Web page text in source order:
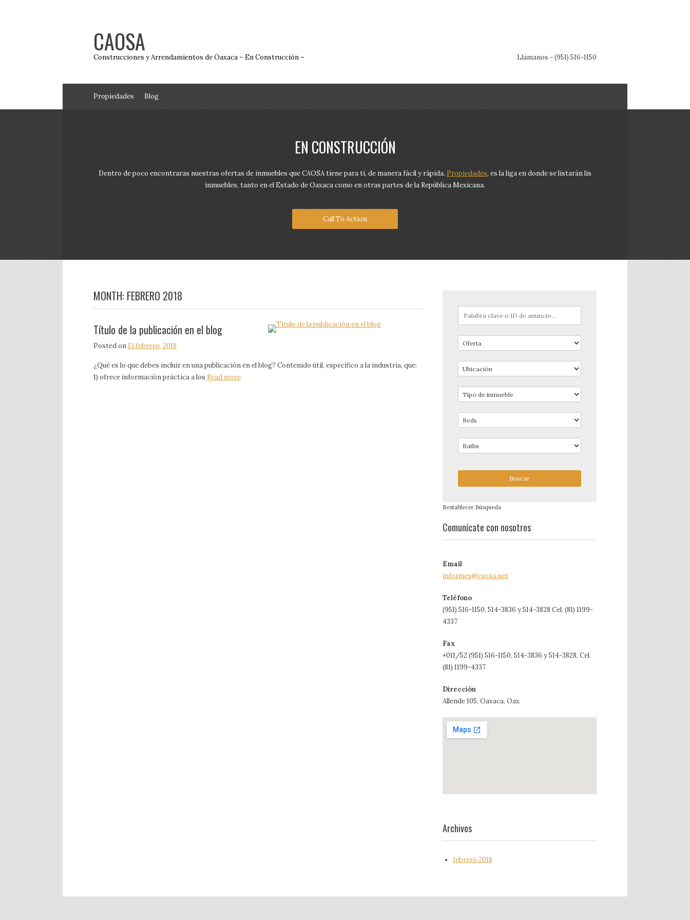
CAOSA
Construcciones y Arrendamientos de Oaxaca – En Construcción – Llámanos - (951) 516-1150
Propiedades Blog
EN CONSTRUCCIÓN
Dentro de poco encontraras nuestras ofertas de inmuebles que CAOSA tiene para ti, de manera fácil y rápida. Propiedades, es la liga en donde se listarán lis
inmuebles, tanto en el Estado de Oaxaca como en otras partes de la República Mexicana.
Call To Action
MONTH: FEBRERO 2018
Título de la publicación en el blog
Posted on13 febrero, 2018
¿Qué es lo que debes incluir en una publicación en el blog? Contenido útil, específico a la industria, que:
1) ofrece información práctica a los Read more
Restablecer Búsqueda
Comunícate con nosotros
Email
informes@caosa.net
Teléfono
(951) 516-1150, 514-3836 y 514-3828 Cel. (81) 1199-
4337
Fax
+011/52 (951) 516-1150, 514-3836 y 514-3828, Cel.
(81) 1199-4337
Dirección
Allende 105, Oaxaca, Oax
Archivos
febrero 2018